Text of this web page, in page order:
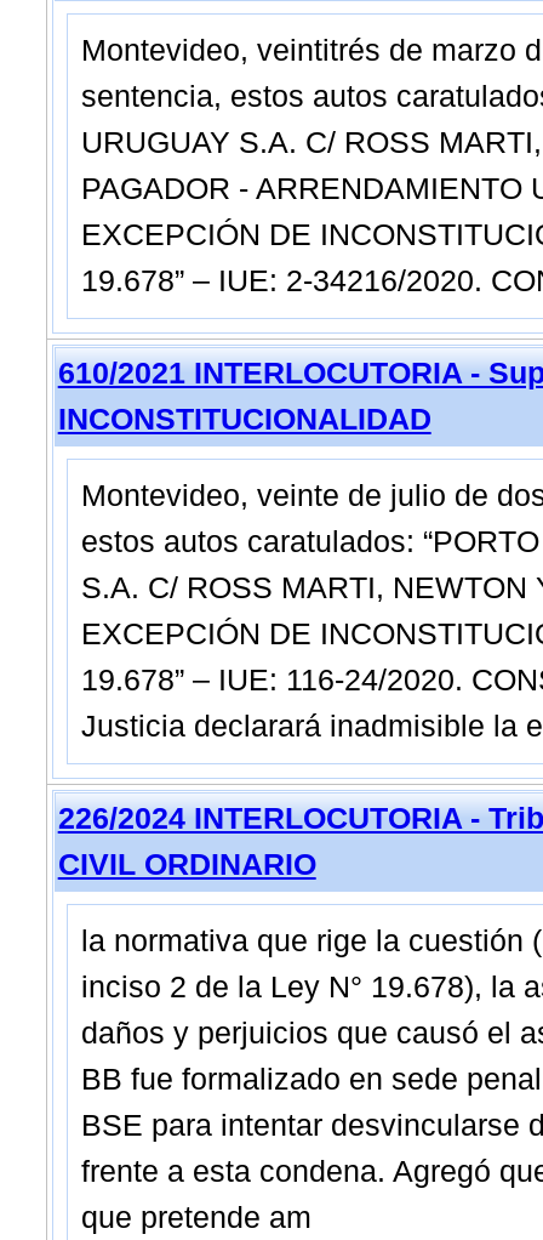
Montevideo, veintitrés de marzo
sentencia, estos autos
URUGUAY S.A. C/ ROSS
PAGADOR - ARRENDAMIENTO
EXCEPCIÓN DE
19.678” – IUE: 2-34216/2020.
610/2021 INTERLOCUTORIA -
INCONSTITUCIONALIDAD
Montevideo, veinte de julio de
estos autos caratulados:
S.A. C/ ROSS MARTI,
EXCEPCIÓN DE
19.678” – IUE: 116-24/2020.
Justicia declarará inadmisible la
226/2024 INTERLOCUTORIA -
CIVIL ORDINARIO
la normativa que rige la
inciso 2 de la Ley N° 19.678), la
daños y perjuicios que causó el
BB fue formalizado en sede
BSE para intentar desvincularse
frente a esta condena. Agregó
que pretende am